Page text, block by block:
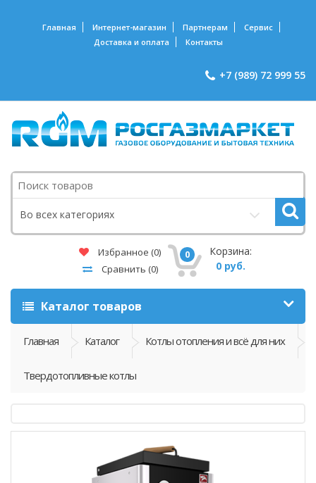
Главная Интернет-магазин Партнерам
Сервис
Доставка и оплата
Контакты
+7 (989) 72 999 55
Поиск
Во всех категориях
Избранное (0)
Сравнить (0)
0
Корзина:
0 руб.
Каталог товаров
Главная Каталог Котлы отопления и всё для них
Твердотопливные котлы